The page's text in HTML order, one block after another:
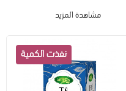
مشاهدة المزيد